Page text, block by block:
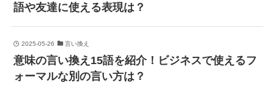
語や友達に使える表現は？
2025-05-26 言い換え
意味の言い換え15語を紹介！ビジネスで使えるフ
ォーマルな別の言い方は？